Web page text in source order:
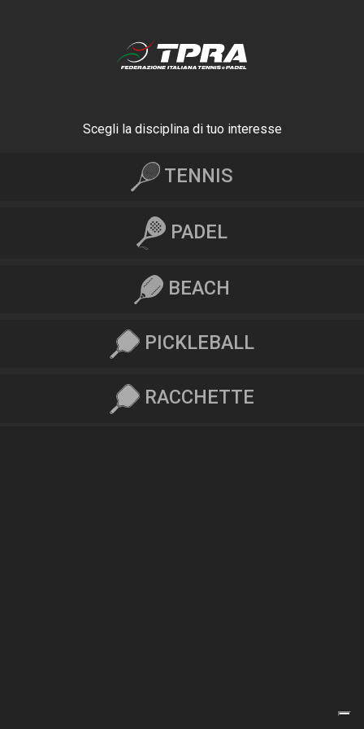
Scegli la disciplina di tuo interesse
TENNIS
PADEL
BEACH
PICKLEBALL
RACCHETTE